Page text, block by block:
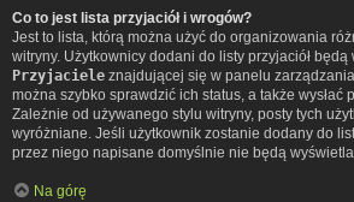
Co to jest lista przyjaciół i wrogów?
Jest to lista, którą można użyć do organizowania
witryny. Użytkownicy dodani do listy przyjaciół
Przyjaciele znajdującej się w panelu
można szybko sprawdzić ich status, a także wysłać
Zależnie od używanego stylu witryny, posty tych
wyróżniane. Jeśli użytkownik zostanie dodany do
przez niego napisane domyślnie nie będą
Na górę